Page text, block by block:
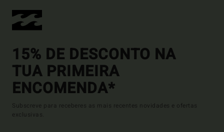
15% DE DESCONTO NA
TUA PRIMEIRA
ENCOMENDA*
Subscreve para receberes as mais recentes novidades e ofertas
exclusivas.